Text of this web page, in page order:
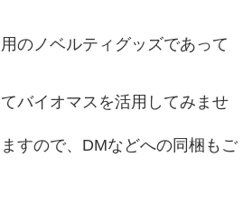
のノベルティグッズであって
バイオマスを活用してみませ
すので、DMなどへの同梱もご